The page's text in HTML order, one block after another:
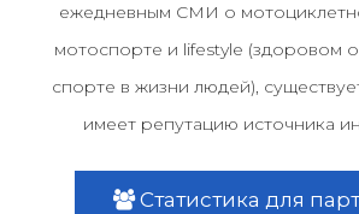
ежедневным СМИ о
мотоспорте и lifestyle (здоровом
спорте в жизни людей),
имеет репутацию источника
Статистика для